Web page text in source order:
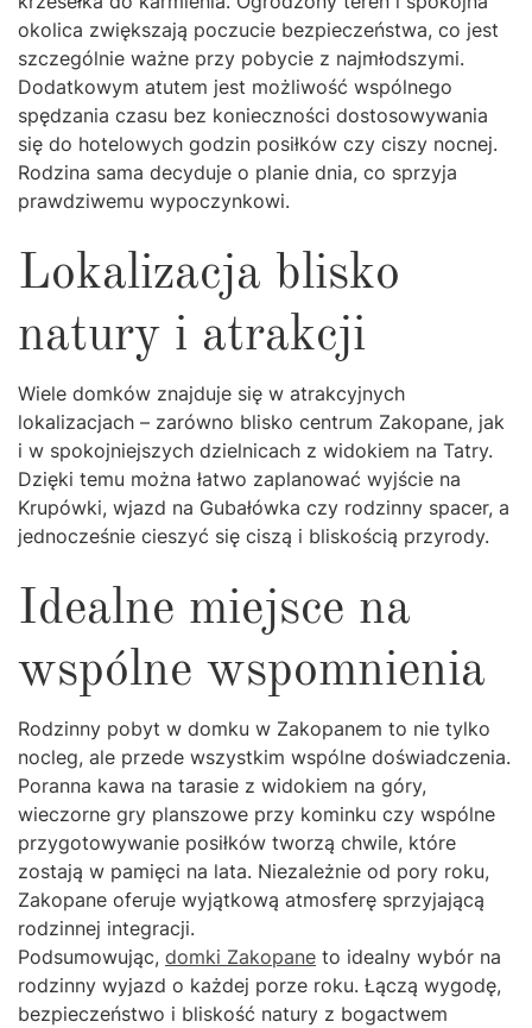
okolica zwiększają poczucie bezpieczeństwa, co jest
szczególnie ważne przy pobycie z najmłodszymi.
Dodatkowym atutem jest możliwość wspólnego
spędzania czasu bez konieczności dostosowywania
się do hotelowych godzin posiłków czy ciszy nocnej.
Rodzina sama decyduje o planie dnia, co sprzyja
prawdziwemu wypoczynkowi.
Lokalizacja blisko
natury i atrakcji
Wiele domków znajduje się w atrakcyjnych
lokalizacjach – zarówno blisko centrum Zakopane, jak
i w spokojniejszych dzielnicach z widokiem na Tatry.
Dzięki temu można łatwo zaplanować wyjście na
Krupówki, wjazd na Gubałówka czy rodzinny spacer, a
jednocześnie cieszyć się ciszą i bliskością przyrody.
Idealne miejsce na
wspólne wspomnienia
Rodzinny pobyt w domku w Zakopanem to nie tylko
nocleg, ale przede wszystkim wspólne doświadczenia.
Poranna kawa na tarasie z widokiem na góry,
wieczorne gry planszowe przy kominku czy wspólne
przygotowywanie posiłków tworzą chwile, które
zostają w pamięci na lata. Niezależnie od pory roku,
Zakopane oferuje wyjątkową atmosferę sprzyjającą
rodzinnej integracji.
Podsumowując, domki Zakopane to idealny wybór na
rodzinny wyjazd o każdej porze roku. Łączą wygodę,
bezpieczeństwo i bliskość natury z bogactwem